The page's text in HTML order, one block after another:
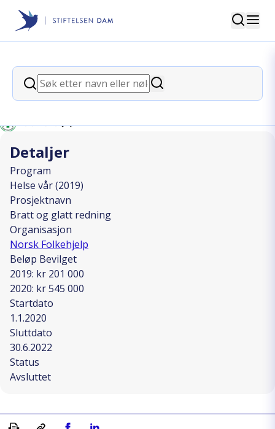
Stiftelsen Dam
Søk
Søk
Søk
back
Bratt og glatt redning
Detaljer
Program
Helse vår (2019)
Prosjektnavn
Bratt og glatt redning
Organisasjon
Norsk Folkehjelp
Beløp Bevilget
2019: kr 201 000
2020: kr 545 000
Startdato
1.1.2020
Sluttdato
30.6.2022
Status
Avsluttet
Skriv ut Kopiera länkDel på Facebook
Del på Linkedin